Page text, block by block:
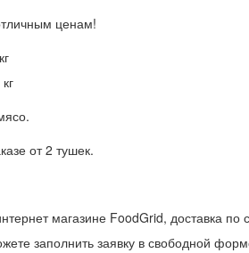
ценам!
от 2 тушек.
магазине FoodGrid, доставка
заполнить заявку в свободной